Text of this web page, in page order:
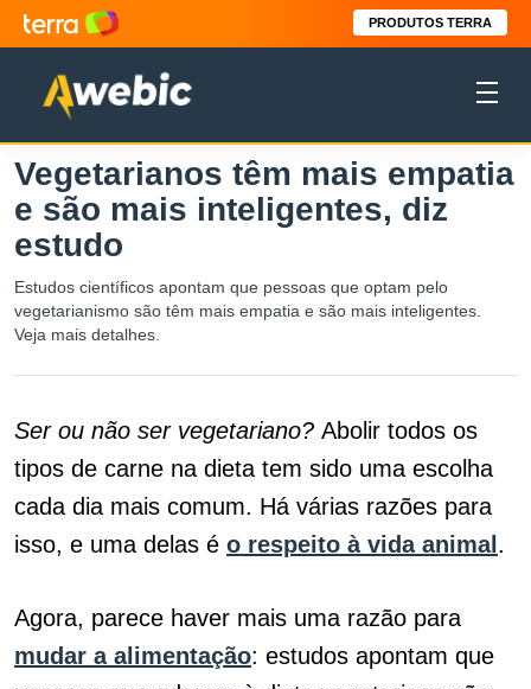
PRODUTOS TERRA
Vegetarianos têm mais empatia
e são mais inteligentes, diz
estudo
Estudos científicos apontam que pessoas que optam pelo
vegetarianismo são têm mais empatia e são mais inteligentes.
Veja mais detalhes.
Ser ou não ser vegetariano? Abolir todos os
tipos de carne na dieta tem sido uma escolha
cada dia mais comum. Há várias razões para
isso, e uma delas é o respeito à vida animal .
Agora, parece haver mais uma razão para
mudar a alimentação: estudos apontam que